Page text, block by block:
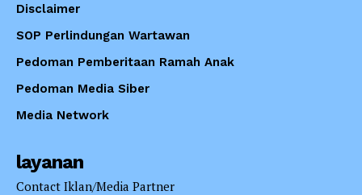
Disclaimer
SOP Perlindungan Wartawan
Pedoman Pemberitaan Ramah Anak
Pedoman Media Siber
Media Network
layanan
Contact Iklan/Media Partner